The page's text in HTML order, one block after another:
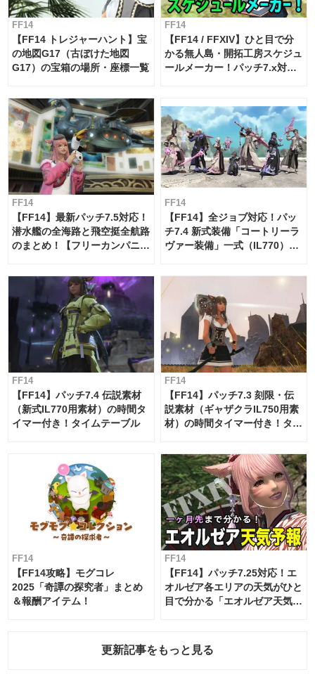
FF14
【FF14 トレジャーハント】宝
の地図G17（古ぼけた地図
G17）の宝箱の場所・座標一覧
FF14
【FF14 / FFXIV】ひと目で分
かる無人島・開拓工房スケジュ
ールメーカー！パッチ7.x対応
FF14
【FF14】最新パッチ7.5対応！
潜水艦の全海路と飛空挺全航路
のまとめ！【フリーカンパニ
FF14
【FF14】全ジョブ対応！パッ
チ7.4 新式装備「コートリーラ
ヴァー装備」一式（IL770）の
FF14
【FF14】パッチ7.4 伝説素材
（新式IL770用素材）の時間タ
イマー付き！タイムテーブル
FF14
【FF14】パッチ7.3 刻限・伝
説素材（ギャザクラIL750用素
材）の時間タイマー付き！タイ
FF14
【FF14攻略】モグコレ
2025「奇譚の探究者」まとめ
＆報酬アイテム！
FF14
【FF14】パッチ7.25対応！エ
オルゼア各エリアの天気がひと
目で分かる「エオルゼア天気予
更新記事をもっと見る